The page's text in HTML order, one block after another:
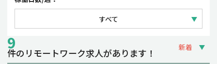
副業OK
1日 5~6時間
すべて
週3~4日
9
件のリモートワーク求人があります！ 新着